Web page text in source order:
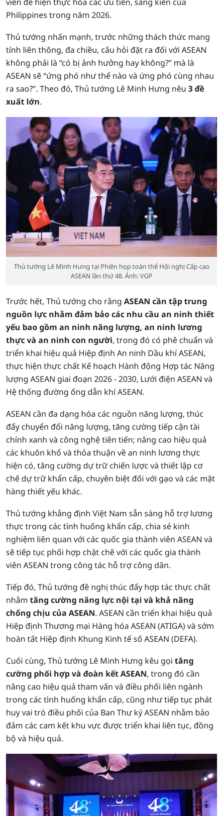
Philippines trong năm 2026.
Thủ tướng nhấn mạnh, trước những thách thức mang
tính liên thông, đa chiều, câu hỏi đặt ra đối với ASEAN
không phải là “có bị ảnh hưởng hay không?” mà là
ASEAN sẽ “ứng phó như thế nào và ứng phó cùng nhau
ra sao?”. Theo đó, Thủ tướng Lê Minh Hưng nêu 3 đề
xuất lớn.
Thủ tướng Lê Minh Hưng tại Phiên họp toàn thể Hội nghị Cấp cao
ASEAN lần thứ 48. Ảnh: VGP
Trước hết, Thủ tướng cho rằng ASEAN cần tập trung
nguồn lực nhằm đảm bảo các nhu cầu an ninh thiết
yếu bao gồm an ninh năng lượng, an ninh lương
thực và an ninh con người, trong đó có phê chuẩn và
triển khai hiệu quả Hiệp định An ninh Dầu khí ASEAN,
thực hiện thực chất Kế hoạch Hành động Hợp tác Năng
lượng ASEAN giai đoạn 2026 - 2030, Lưới điện ASEAN và
Hệ thống đường ống dẫn khí ASEAN.
ASEAN cần đa dạng hóa các nguồn năng lượng, thúc
đẩy chuyển đổi năng lượng, tăng cường tiếp cận tài
chính xanh và công nghệ tiên tiến; nâng cao hiệu quả
các khuôn khổ và thỏa thuận về an ninh lương thực
hiện có, tăng cường dự trữ chiến lược và thiết lập cơ
chế dự trữ khẩn cấp, chuyên biệt đối với gạo và các mặt
hàng thiết yếu khác.
Thủ tướng khẳng định Việt Nam sẵn sàng hỗ trợ lương
thực trong các tình huống khẩn cấp, chia sẻ kinh
nghiệm liên quan với các quốc gia thành viên ASEAN và
sẽ tiếp tục phối hợp chặt chẽ với các quốc gia thành
viên ASEAN trong công tác hỗ trợ công dân.
Tiếp đó, Thủ tướng đề nghị thúc đẩy hợp tác thực chất
nhằm tăng cường năng lực nội tại và khả năng
chống chịu của ASEAN. ASEAN cần triển khai hiệu quả
Hiệp định Thương mại Hàng hóa ASEAN (ATIGA) và sớm
hoàn tất Hiệp định Khung Kinh tế số ASEAN (DEFA).
Cuối cùng, Thủ tướng Lê Minh Hưng kêu gọi tăng
cường phối hợp và đoàn kết ASEAN, trong đó cần
nâng cao hiệu quả tham vấn và điều phối liên ngành
trong các tình huống khẩn cấp, cũng như tiếp tục phát
huy vai trò điều phối của Ban Thư ký ASEAN nhằm bảo
đảm các cam kết khu vực được triển khai liên tục, đồng
bộ và hiệu quả.